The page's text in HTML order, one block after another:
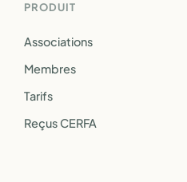
PRODUIT
Associations
Membres
Tarifs
Reçus CERFA